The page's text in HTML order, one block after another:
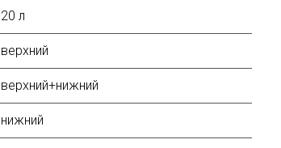
20 л
верхний
верхний+нижний
нижний